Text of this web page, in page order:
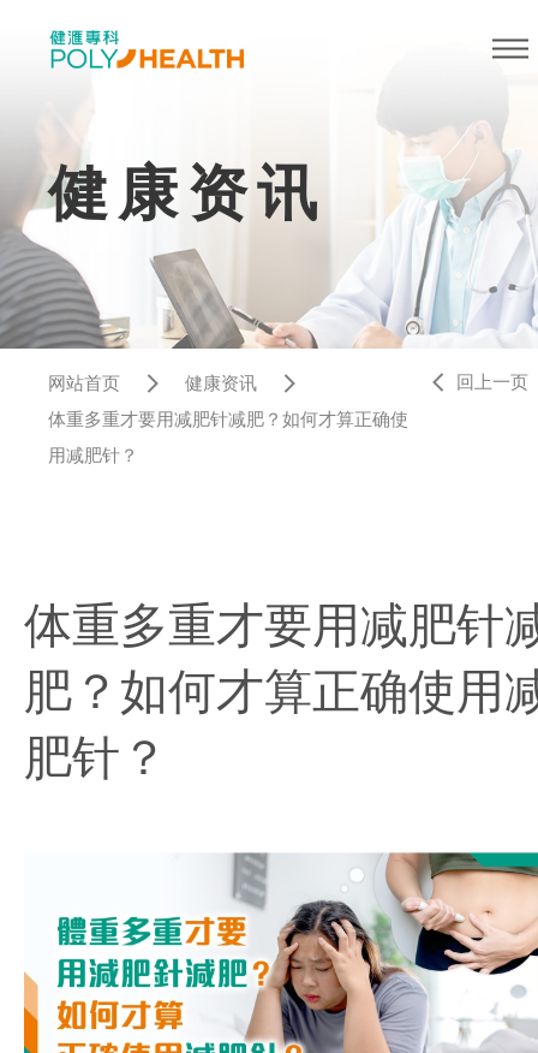
健康资讯
网站首页
健康资讯
体重多重才要用减肥针减肥？如何才算正确使
用减肥针？
回上一页
体重多重才要用减肥针
肥？如何才算正确使用
肥针？